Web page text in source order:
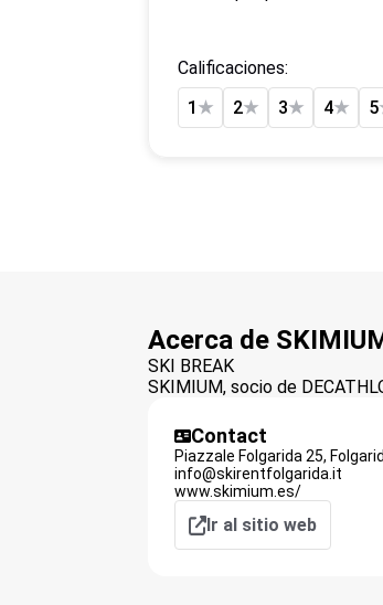
Calificaciones:
1 ★ 2★ 3★ 4★ 5
Acerca de
SKI BREAK
SKIMIUM, socio de
Contact
Piazzale Folgarida 25,
info@skirentfolgarida.it
www.skimium.es/
Ir al sitio web